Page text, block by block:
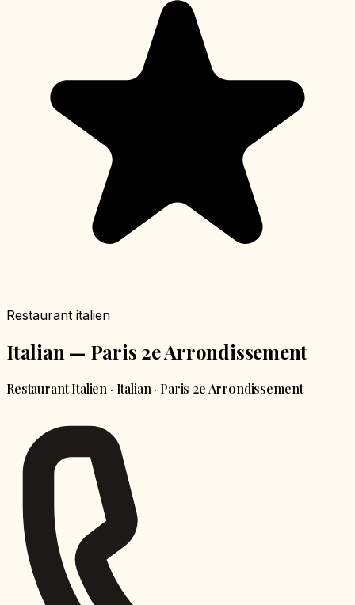
Restaurant italien
Italian — Paris 2e Arrondissement
Restaurant Italien · Italian · Paris 2e Arrondissement